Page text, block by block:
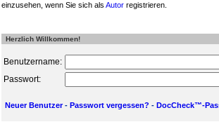
einzusehen, wenn Sie sich als Autor registrieren.
Herzlich Willkommen!
Benutzername:
Passwort:
Neuer Benutzer- Passwort vergessen? - DocCheck™-